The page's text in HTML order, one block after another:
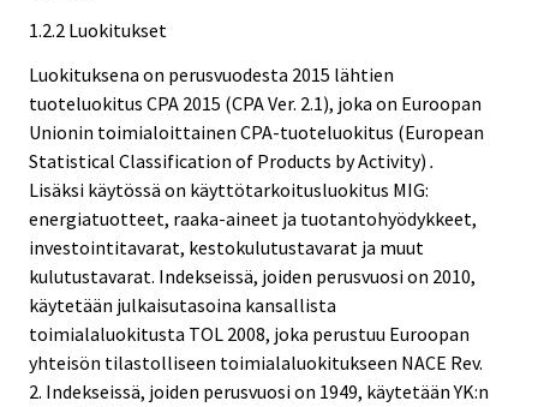
1.2.2 Luokitukset
Luokituksena on perusvuodesta 2015 lähtien
tuoteluokitus CPA 2015 (CPA Ver. 2.1), joka on Euroopan
Unionin toimialoittainen CPA-tuoteluokitus (European
Statistical Classification of Products by Activity) .
Lisäksi käytössä on käyttötarkoitusluokitus MIG:
energiatuotteet, raaka-aineet ja tuotantohyödykkeet,
investointitavarat, kestokulutustavarat ja muut
kulutustavarat. Indekseissä, joiden perusvuosi on 2010,
käytetään julkaisutasoina kansallista
toimialaluokitusta TOL 2008, joka perustuu Euroopan
yhteisön tilastolliseen toimialaluokitukseen NACE Rev.
2. Indekseissä, joiden perusvuosi on 1949, käytetään YK:n